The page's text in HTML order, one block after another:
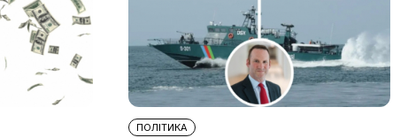
ПОЛІТИКА